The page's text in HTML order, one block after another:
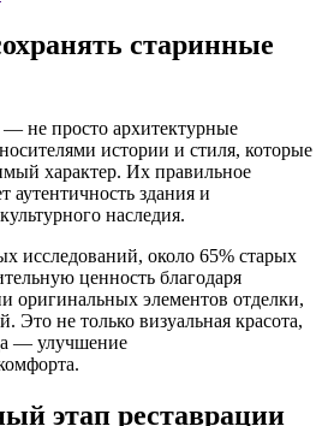
старинные
не просто архитектурные
истории и стиля, которые
характер. Их правильное
аутентичность здания и
наследия.
исследований, около 65% старых
ценность благодаря
оригинальных элементов отделки,
Это не только визуальная красота,
— улучшение
этап реставрации